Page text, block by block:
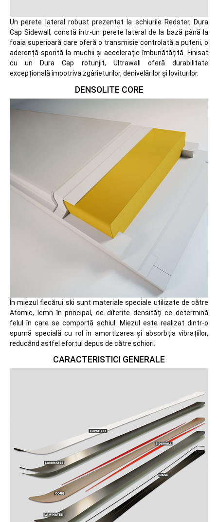
Un perete lateral robust prezentat la schiurile Redster, Dura
Cap Sidewall, constă într-un perete lateral de la bază până la
foaia superioară care oferă o transmisie controlată a puterii, o
aderență sporită la muchii și accelerație îmbunătățită. Finisat
cu un Dura Cap rotunjit, Ultrawall oferă durabilitate
excepțională împotriva zgârieturilor, denivelărilor și loviturilor.
DENSOLITE CORE
În miezul fiecărui ski sunt materiale speciale utilizate de către
Atomic, lemn în principal, de diferite densități ce determină
felul în care se comportă schiul. Miezul este realizat dintr-o
spumă specială cu rol în amortizarea și absorbția vibrațiilor,
reducând astfel efortul depus de către schiori.
CARACTERISTICI GENERALE